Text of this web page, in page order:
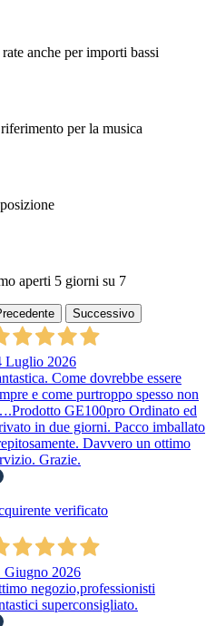
anche per importi bassi
per la musica
aperti 5 giorni su 7
Successivo
Luglio 2026
Come dovrebbe essere
e come purtroppo spesso non
GE100pro Ordinato ed
in due giorni. Pacco imballato
Davvero un ottimo
Grazie.
verificato
Giugno 2026
negozio,professionisti
superconsigliato.